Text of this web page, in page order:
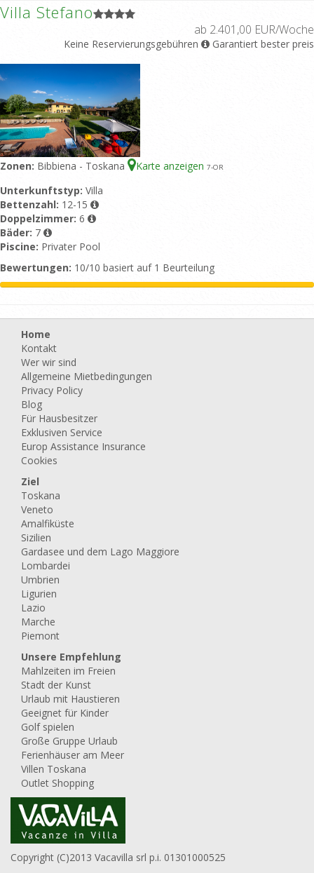
Villa Stefano
ab 2.401,00 EUR/Woche
Keine Reservierungsgebühren Garantiert bester preis
Zonen: Bibbiena - Toskana Karte anzeigen 7-OR
Unterkunftstyp: Villa
Bettenzahl: 12-15
Doppelzimmer: 6
Bäder: 7
Piscine: Privater Pool
Bewertungen: 10/10 basiert auf 1 Beurteilung
Home
Kontakt
Wer wir sind
Allgemeine Mietbedingungen
Privacy Policy
Blog
Für Hausbesitzer
Exklusiven Service
Europ Assistance Insurance
Cookies
Ziel
Toskana
Veneto
Amalfiküste
Sizilien
Gardasee und dem Lago Maggiore
Lombardei
Umbrien
Ligurien
Lazio
Marche
Piemont
Unsere Empfehlung
Mahlzeiten im Freien
Stadt der Kunst
Urlaub mit Haustieren
Geeignet für Kinder
Golf spielen
Große Gruppe Urlaub
Ferienhäuser am Meer
Villen Toskana
Outlet Shopping
Copyright (C)2013 Vacavilla srl p.i. 01301000525